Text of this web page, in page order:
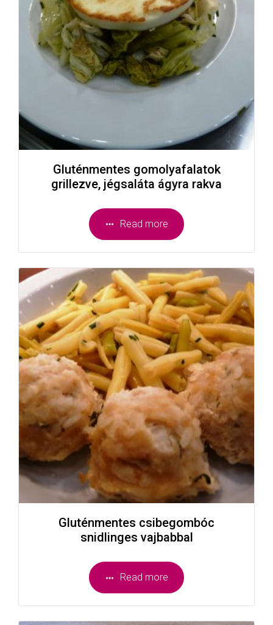
Gluténmentes gomolyafalatok
grillezve, jégsaláta ágyra rakva
Read more
Gluténmentes csibegombóc
snidlinges vajbabbal
Read more